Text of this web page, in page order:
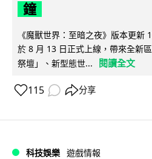
鐘
《魔獸世界：至暗之夜》版本更新
於 8 月 13 日正式上線，帶來全新
祭壇」、新型態世...
閱讀全文
115 分享
科技娛樂 遊戲情報